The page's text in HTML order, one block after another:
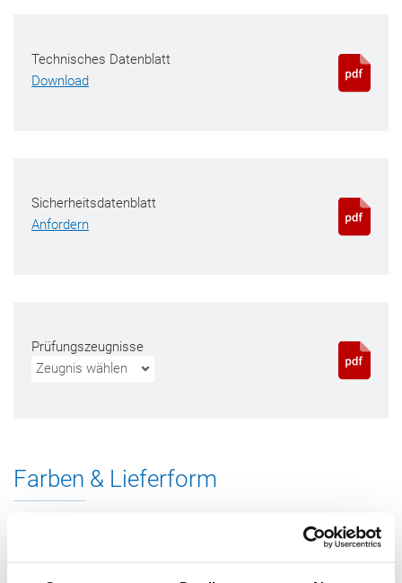
Technisches Datenblatt
Download
Sicherheitsdatenblatt
Anfordern
Prüfungszeugnisse
Zeugnis wählen
Farben & Lieferform
310 ml Kartusche